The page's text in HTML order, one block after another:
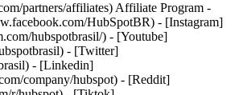
-
HubSpotBR) - [Instagram]
hubspotbrasil/) - [Youtube]
- [Twitter]
- [Linkedin]
company/hubspot) - [Reddit]